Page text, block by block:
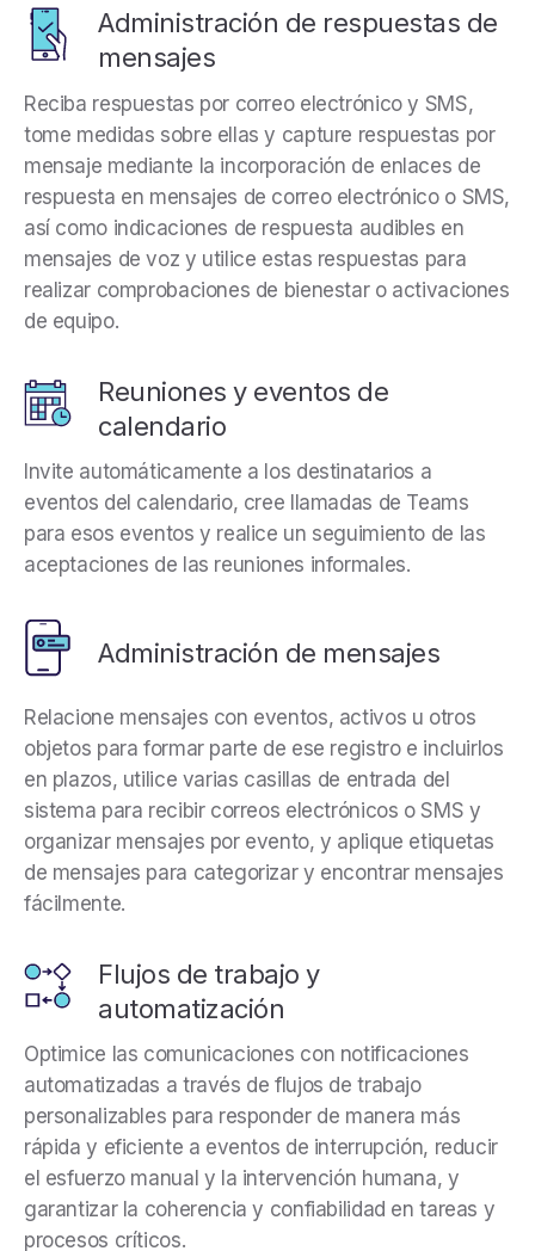
Administración de respuestas de
mensajes
Reciba respuestas por correo electrónico y SMS,
tome medidas sobre ellas y capture respuestas por
mensaje mediante la incorporación de enlaces de
respuesta en mensajes de correo electrónico o SMS,
así como indicaciones de respuesta audibles en
mensajes de voz y utilice estas respuestas para
realizar comprobaciones de bienestar o activaciones
de equipo.
Reuniones y eventos de
calendario
Invite automáticamente a los destinatarios a
eventos del calendario, cree llamadas de Teams
para esos eventos y realice un seguimiento de las
aceptaciones de las reuniones informales.
Administración de mensajes
Relacione mensajes con eventos, activos u otros
objetos para formar parte de ese registro e incluirlos
en plazos, utilice varias casillas de entrada del
sistema para recibir correos electrónicos o SMS y
organizar mensajes por evento, y aplique etiquetas
de mensajes para categorizar y encontrar mensajes
fácilmente.
Flujos de trabajo y
automatización
Optimice las comunicaciones con notificaciones
automatizadas a través de flujos de trabajo
personalizables para responder de manera más
rápida y eficiente a eventos de interrupción, reducir
el esfuerzo manual y la intervención humana, y
garantizar la coherencia y confiabilidad en tareas y
procesos críticos.